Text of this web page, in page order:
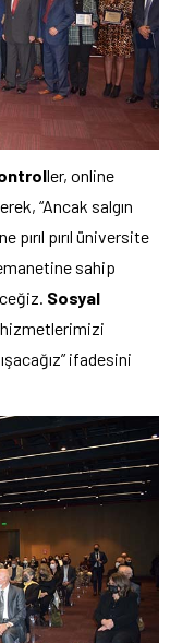
ler, online
“Ancak salgın
pırıl pırıl üniversite
sahip
Sosyal
hizmetlerimizi
ifadesini